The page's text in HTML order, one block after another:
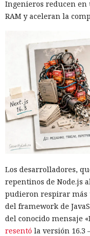
Ingenieros reducen en
RAM y aceleran la
Los desarrolladores,
repentinos de Node.js
pudieron respirar más
del framework de
del conocido mensaje
resentó la versión